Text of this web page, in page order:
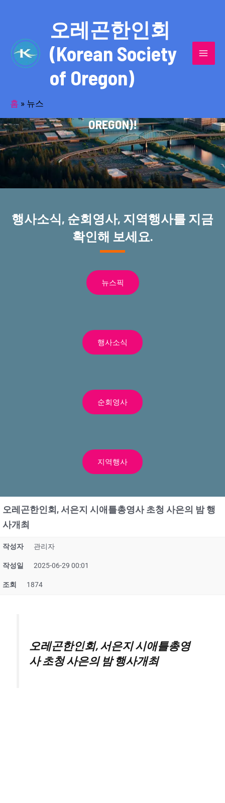
오레곤한인회
(Korean Society
of Oregon)
홈 » 뉴스
반세기의 세월을 품고 동포사회를 섬겨온
오레곤한인회(KOREAN SOCIETY OF
OREGON)!
행사소식, 순회영사, 지역행사를 지금
확인해 보세요.
뉴스픽
행사소식
순회영사
지역행사
오레곤한인회, 서은지 시애틀총영사 초청 사은의 밤 행
사개최
작성자 관리자
작성일 2025-06-29 00:01
조회 1874
오레곤한인회, 서은지 시애틀총영
사 초청 사은의 밤 행사개최